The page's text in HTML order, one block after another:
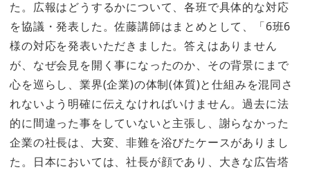
た。広報はどうするかについて、各班で具体的な対応
を協議・発表した。佐藤講師はまとめとして、「6班6
様の対応を発表いただきました。答えはありません
が、なぜ会見を開く事になったのか、その背景にまで
心を巡らし、業界(企業)の体制(体質)と仕組みを混同さ
れないよう明確に伝えなければいけません。過去に法
的に間違った事をしていないと主張し、謝らなかった
企業の社長は、大変、非難を浴びたケースがありまし
た。日本においては、社長が顔であり、大きな広告塔